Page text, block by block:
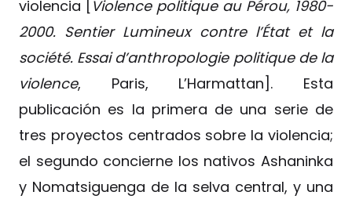
violencia [Violence politique au Pérou, 1980-
2000. Sentier Lumineux contre l’État et la
société. Essai d’anthropologie politique de la
violence, Paris, L’Harmattan]. Esta
publicación es la primera de una serie de
tres proyectos centrados sobre la violencia;
el segundo concierne los nativos Ashaninka
y Nomatsiguenga de la selva central, y una